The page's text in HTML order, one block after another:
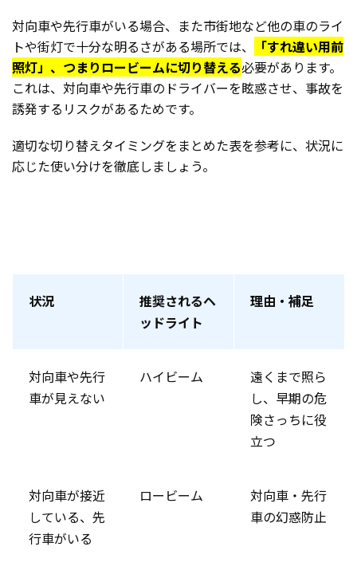
対向車や先行車がいる場合、また市街地など他の車のライ
トや街灯で十分な明るさがある場所では、
「すれ違い用前
照灯」、つまりロービームに切り替える必要があります。
これは、対向車や先行車のドライバーを眩惑させ、事故を
誘発するリスクがあるためです。
適切な切り替えタイミングをまとめた表を参考に、状況に
応じた使い分けを徹底しましょう。
状況
推奨されるヘ
ッドライト
理由・補足
対向車や先行
車が見えない
ハイビーム
遠くまで照ら
し、早期の危
険さっちに役
立つ
対向車が接近
している、先
行車がいる
ロービーム
対向車・先行
車の幻惑防止